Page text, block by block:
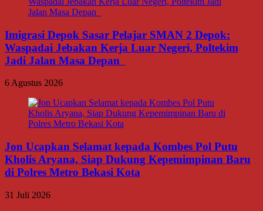
Imigrasi Depok Sasar Pelajar SMAN 2 Depok:
Waspadai Jebakan Kerja Luar Negeri, Poltekim
Jadi Jalan Masa Depan
6 Agustus 2026
Jon Ucapkan Selamat kepada Kombes Pol Putu
Kholis Aryana, Siap Dukung Kepemimpinan Baru
di Polres Metro Bekasi Kota
31 Juli 2026